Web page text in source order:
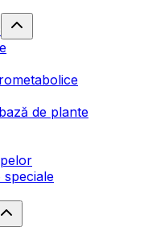
de plante
speciale